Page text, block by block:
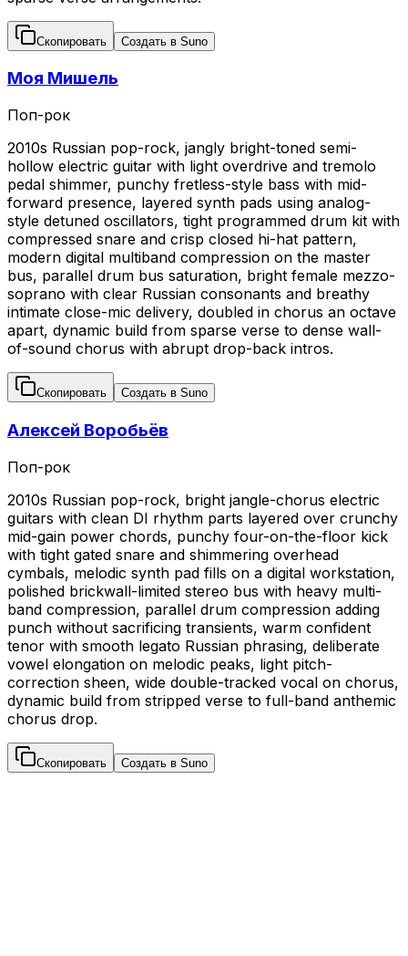
Скопировать Создать в Suno
Моя Мишель
Поп-рок
2010s Russian pop-rock, jangly bright-toned semi-
hollow electric guitar with light overdrive and tremolo
pedal shimmer, punchy fretless-style bass with mid-
forward presence, layered synth pads using analog-
style detuned oscillators, tight programmed drum kit with
compressed snare and crisp closed hi-hat pattern,
modern digital multiband compression on the master
bus, parallel drum bus saturation, bright female mezzo-
soprano with clear Russian consonants and breathy
intimate close-mic delivery, doubled in chorus an octave
apart, dynamic build from sparse verse to dense wall-
of-sound chorus with abrupt drop-back intros.
Скопировать Создать в Suno
Алексей Воробьёв
Поп-рок
2010s Russian pop-rock, bright jangle-chorus electric
guitars with clean DI rhythm parts layered over crunchy
mid-gain power chords, punchy four-on-the-floor kick
with tight gated snare and shimmering overhead
cymbals, melodic synth pad fills on a digital workstation,
polished brickwall-limited stereo bus with heavy multi-
band compression, parallel drum compression adding
punch without sacrificing transients, warm confident
tenor with smooth legato Russian phrasing, deliberate
vowel elongation on melodic peaks, light pitch-
correction sheen, wide double-tracked vocal on chorus,
dynamic build from stripped verse to full-band anthemic
chorus drop.
Скопировать Создать в Suno